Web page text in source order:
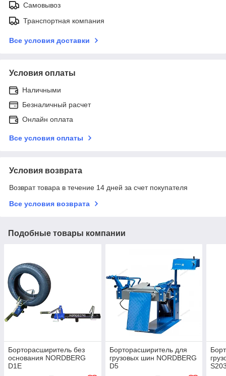
Самовывоз
Транспортная компания
Все условия доставки
Условия оплаты
Наличными
Безналичный расчет
Онлайн оплата
Все условия оплаты
Условия возврата
Возврат товара в течение 14 дней за счет покупателя
Все условия возврата
Подобные товары компании
Борторасширитель без
основания NORDBERG
D1E
Борторасширитель для
грузовых шин NORDBERG
D5